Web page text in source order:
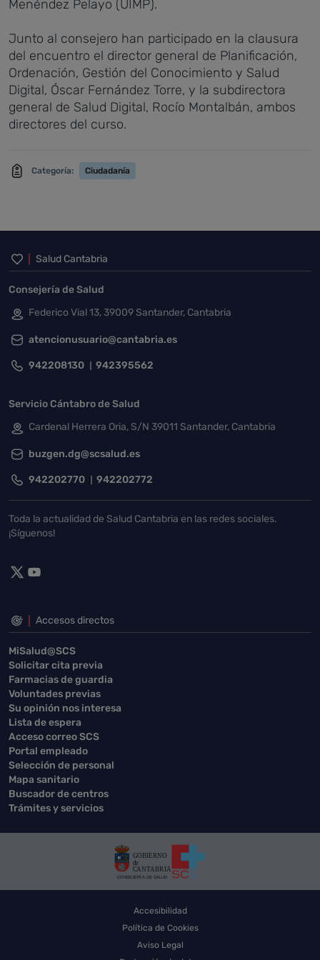
Menéndez Pelayo (UIMP).
Junto al consejero han participado en la clausura
del encuentro el director general de Planificación,
Ordenación, Gestión del Conocimiento y Salud
Digital, Óscar Fernández Torre, y la subdirectora
general de Salud Digital, Rocío Montalbán, ambos
directores del curso.
Categoría: Ciudadanía
Inicio del pie de página
Salud Cantabria
Consejería de Salud
Federico Vial 13, 39009 Santander, Cantabria
atencionusuario@cantabria.es
942208130 942395562
Servicio Cántabro de Salud
Cardenal Herrera Oria, S/N 39011 Santander, Cantabria
buzgen.dg@scsalud.es
942202770 942202772
Toda la actualidad de Salud Cantabria en las redes sociales.
¡Síguenos!
Accesos directos
MiSalud@SCS
Solicitar cita previa
Farmacias de guardia
Voluntades previas
Su opinión nos interesa
Lista de espera
Acceso correo SCS
Portal empleado
Selección de personal
Mapa sanitario
Buscador de centros
Trámites y servicios
Accesibilidad
Política de Cookies
Aviso Legal